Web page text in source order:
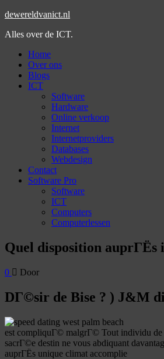
dewereldvanict.nl
Alles over de ICT.
Home
Over ons
Blogs
ICT
Software
Hardware
Online verkoop
Internet
Internetproviders
Databases
Webdesign
Contact
Software Pro
Software
ICT
Computers
Computerlessen
Quel disposition auprГЁs
0 Door
DГ©sir de Bise ? ) J&M
est compliquГ© malgrГ© Tout individu de
sacrГ©e destin ne vous abdiquant
auprГЁs unique climat accomplie